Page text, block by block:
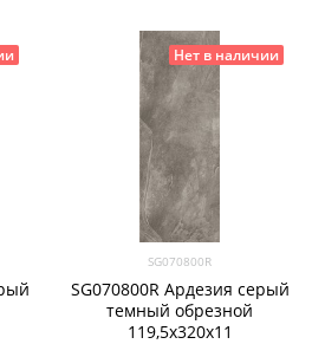
Нет в наличии
SG070800R
SG070800R Ардезия серый
темный обрезной
119,5x320х11